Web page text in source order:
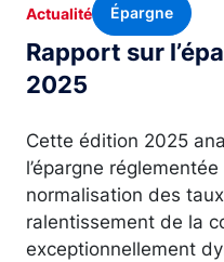
Rapport sur
2025
Actualité Épargne
Cette édition 2025
l’épargne
normalisation des
ralentissement de la
exceptionnellement